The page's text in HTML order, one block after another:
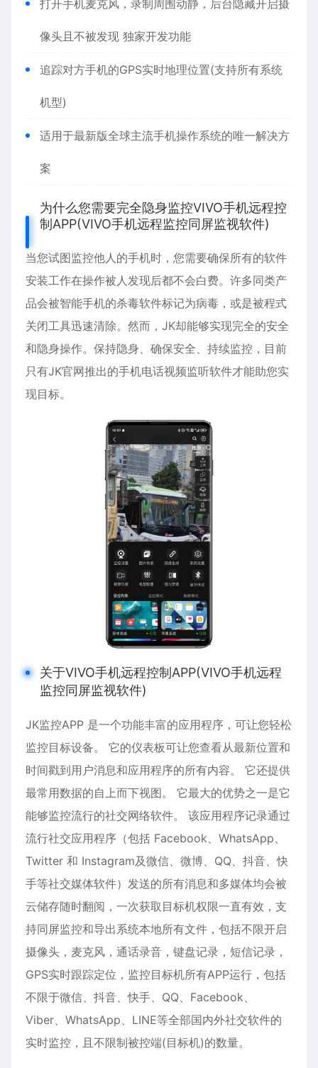
打开手机麦克风，录制周围动静，后台隐藏开启摄
像头且不被发现 独家开发功能
追踪对方手机的GPS实时地理位置(支持所有系统
机型)
适用于最新版全球主流手机操作系统的唯一解决方
案
为什么您需要完全隐身监控VIVO手机远程控
制APP(VIVO手机远程监控同屏监视软件)
当您试图监控他人的手机时，您需要确保所有的软件
安装工作在操作被人发现后都不会白费。许多同类产
品会被智能手机的杀毒软件标记为病毒，或是被程式
关闭工具迅速清除。然而，JK却能够实现完全的安全
和隐身操作。保持隐身、确保安全、持续监控，目前
只有JK官网推出的手机电话视频监听软件才能助您实
现目标。
关于VIVO手机远程控制APP(VIVO手机远程
监控同屏监视软件)
JK监控APP 是一个功能丰富的应用程序，可让您轻松
监控目标设备。 它的仪表板可让您查看从最新位置和
时间戳到用户消息和应用程序的所有内容。 它还提供
最常用数据的自上而下视图。 它最大的优势之一是它
能够监控流行的社交网络软件。 该应用程序记录通过
流行社交应用程序（包括 Facebook、WhatsApp、
Twitter 和 Instagram及微信、微博、QQ、抖音、快
手等社交媒体软件）发送的所有消息和多媒体均会被
云储存随时翻阅，一次获取目标机权限一直有效，支
持同屏监控和导出系统本地所有文件，包括不限开启
摄像头，麦克风，通话录音，键盘记录，短信记录，
GPS实时跟踪定位，监控目标机所有APP运行，包括
不限于微信、抖音、快手、QQ、Facebook、
Viber、WhatsApp、LINE等全部国内外社交软件的
实时监控，且不限制被控端(目标机)的数量。